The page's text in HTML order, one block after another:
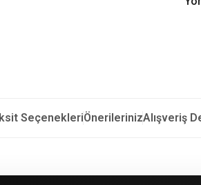
SeçenekleriÖnerilerinizAlışveriş